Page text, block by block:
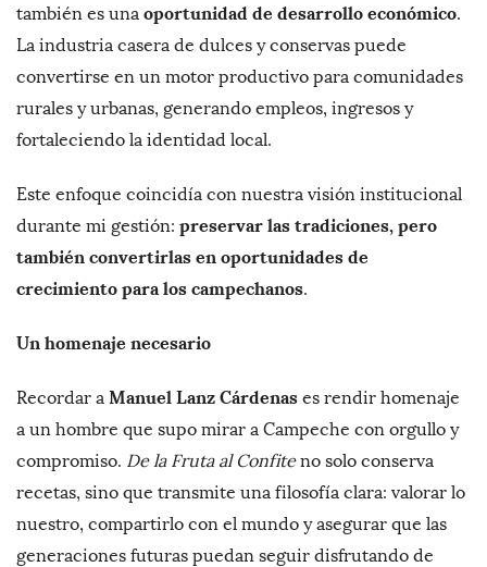
también es una oportunidad de desarrollo económico.
La industria casera de dulces y conservas puede
convertirse en un motor productivo para comunidades
rurales y urbanas, generando empleos, ingresos y
fortaleciendo la identidad local.
Este enfoque coincidía con nuestra visión institucional
durante mi gestión: preservar las tradiciones, pero
también convertirlas en oportunidades de
crecimiento para los campechanos.
Un homenaje necesario
Recordar a Manuel Lanz Cárdenas es rendir homenaje
a un hombre que supo mirar a Campeche con orgullo y
compromiso. De la Fruta al Confiteno solo conserva
recetas, sino que transmite una filosofía clara: valorar lo
nuestro, compartirlo con el mundo y asegurar que las
generaciones futuras puedan seguir disfrutando de